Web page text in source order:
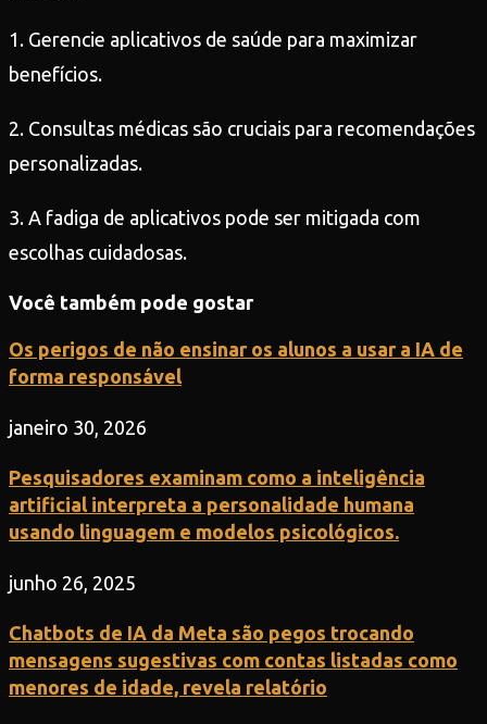
1. Gerencie aplicativos de saúde para maximizar
benefícios.
2. Consultas médicas são cruciais para recomendações
personalizadas.
3. A fadiga de aplicativos pode ser mitigada com
escolhas cuidadosas.
Você também pode gostar
Os perigos de não ensinar os alunos a usar a IA de
forma responsável
janeiro 30, 2026
Pesquisadores examinam como a inteligência
artificial interpreta a personalidade humana
usando linguagem e modelos psicológicos.
junho 26, 2025
Chatbots de IA da Meta são pegos trocando
mensagens sugestivas com contas listadas como
menores de idade, revela relatório